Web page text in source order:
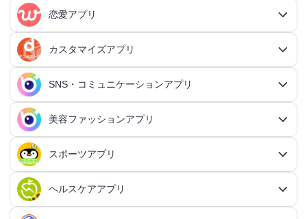
RPGアプリ総合
王道RPGアプリ
アクションRPGアプリ
シミュレーションRPGアプリ
ダンジョンRPGアプリ
MMORPGアプリ
放置系RPGアプリ
美少女RPGアプリ
アクションゲームアプリ
3Dアクションアプリ
アクションRPGアプリ
MOBAアプリ
シミュレーションアプリ
シミュレーションアプリ総合
育成シミュレーションアプリ
戦略シミュレーションアプリ
箱庭シミュレーションアプリ
恋愛シミュレーションアプリ
歴史シミュレーションアプリ
対戦・協力ゲームアプリ
対戦・協力ゲームアプリ総合
オンライン対戦アプリ
協力・マルチプレイアプリ
シューティングゲームアプリ
FPSアプリ
TPSアプリ
オンラインシューティングアプリ
アドベンチャーゲームアプリ
アドベンチャーゲームアプリ総合
ミステリーアドベンチャーアプリ
パズル・脳トレアプリ
パズル・脳トレアプリ総合
音楽ゲームアプリ
ファイナンスアプリ
家計簿アプリ
ふるさと納税アプリ
貯金アプリ
スマホ決済アプリ
クレジットカードアプリ
投資アプリ
確定申告アプリ
日記アプリ
交換日記アプリ
写真カレンダーアプリ
行動記録アプリ
行動記録アプリ総合
習慣化アプリ
ポイ活アプリ
ポイ活アプリ総合
レシートポイ活アプリ
歩いてお金を稼ぐアプリ
スケジューラ・時計アプリ
リマインダーアプリ
時計アプリ
ライフログアプリ
持ち物管理アプリ
家事アプリ
ビジネスアプリ総合
タスク管理アプリ
タスク管理アプリ総合
個人タスク管理アプリ
タスク共有アプリ
プロジェクト管理アプリ
QRコードアプリ
QRコード作成アプリ
janコード検索アプリ
OCRアプリ
OCRアプリ総合
翻訳カメラアプリ
議事録アプリ
議事録アプリ総合
文字起こしアプリ
顧客管理アプリ
ファイル管理アプリ
恋愛アプリ
恋愛アプリ総合
マッチングアプリ
マッチングアプリ総合
20代向けマッチングアプリ
30代向けマッチングアプリ
40代向けマッチングアプリ
出会いアプリ
カップルアプリ
カップルアプリ総合
カップルSNSアプリ
デートアプリ
デートスポットアプリ
恋愛診断アプリ
カスタマイズアプリ
カスタマイズアプリ総合
IFTTTアプリ
オートクリッカーアプリ
ネットワークアプリ
スマホ最適化アプリ
スマホ最適化アプリ総合
SNS・コミュニケーションアプリ
SNS・コミュニケーションアプリ総合
SNSアプリ
SNSアプリ総合
X（Twitter）アプリ
メールアプリ
チャットアプリ
美容ファッションアプリ
美容ファッションアプリ総合
ヘア・メイク・ネイルアプリ
スポーツアプリ
スポーツアプリ総合
ヘルスケアアプリ